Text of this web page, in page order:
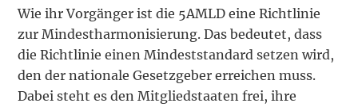
Wie ihr Vorgänger ist die 5AMLD eine Richtlinie
zur Mindestharmonisierung. Das bedeutet, dass
die Richtlinie einen Mindeststandard setzen wird,
den der nationale Gesetzgeber erreichen muss.
Dabei steht es den Mitgliedstaaten frei, ihre